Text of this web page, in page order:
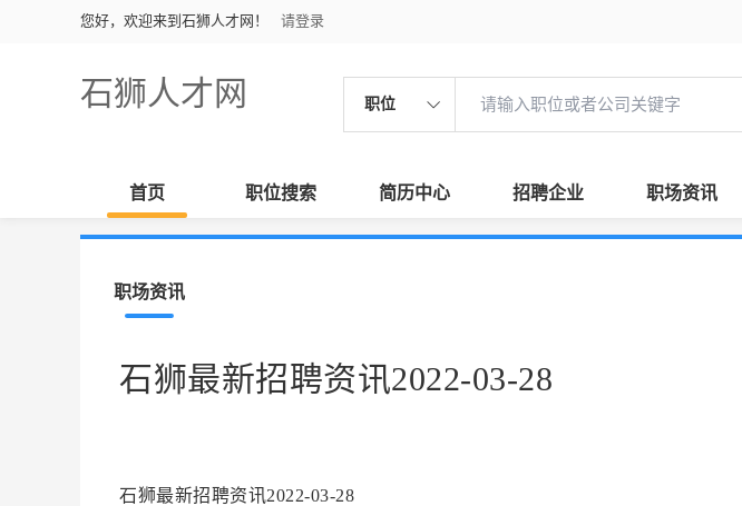
您好，欢迎来到石狮人才网！ 请登录
石狮人才网 职位
首页 职位搜索 简历中心 招聘企业 职场资讯
职场资讯
石狮最新招聘资讯2022-03-28
石狮最新招聘资讯2022-03-28